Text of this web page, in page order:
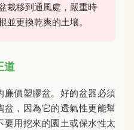
栽移到通風處，嚴重時
並更換乾爽的土壤。
道
廉價塑膠盆。好的盆器必須
盆，因為它的透氣性更能幫
用挖來的園土或保水性太